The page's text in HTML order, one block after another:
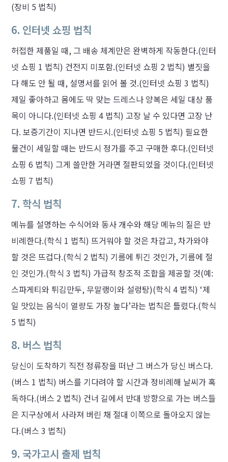
(장비 5 법칙)
6. 인터넷 쇼핑 법칙
허접한 제품일 때, 그 배송 체계만은 완벽하게 작동한다.(인터
넷 쇼핑 1 법칙) 건전지 미포함.(인터넷 쇼핑 2 법칙) 별짓을
다 해도 안 될 때, 설명서를 읽어 볼 것.(인터넷 쇼핑 3 법칙)
제일 좋아하고 몸에도 딱 맞는 드레스나 양복은 세일 대상 품
목이 아니다.(인터넷 쇼핑 4 법칙) 고장 날 수 있다면 고장 난
다. 보증기간이 지나면 반드시.(인터넷 쇼핑 5 법칙) 필요한
물건이 세일할 때는 반드시 정가를 주고 구매한 후다.(인터넷
쇼핑 6 법칙) 그게 쓸만한 거라면 절판되었을 것이다.(인터넷
쇼핑 7 법칙)
7. 학식 법칙
메뉴를 설명하는 수식어와 동사 개수와 해당 메뉴의 질은 반
비례한다.(학식 1 법칙) 뜨거워야 할 것은 차갑고, 차가와야
할 것은 뜨겁다.(학식 2 법칙) 기름에 튀긴 것인가, 기름에 절
인 것인가.(학식 3 법칙) 가급적 창조적 조합을 제공할 것(예:
스파게티와 튀김만두, 무말랭이와 설렁탕)(학식 4 법칙) ‘제
일 맛있는 음식이 열량도 가장 높다’라는 법칙은 틀렸다.(학식
5 법칙)
8. 버스 법칙
당신이 도착하기 직전 정류장을 떠난 그 버스가 당신 버스다.
(버스 1 법칙) 버스를 기다려야 할 시간과 정비례해 날씨가 혹
독하다.(버스 2 법칙) 건너 길에서 반대 방향으로 가는 버스들
은 지구상에서 사라져 버린 채 절대 이쪽으로 돌아오지 않는
다.(버스 3 법칙)
9. 국가고시 출제 법칙